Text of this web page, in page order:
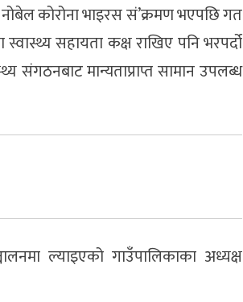
कोरोना भाइरस सं’क्रमण भएपछि गत
सहायता कक्ष राखिए पनि भरपर्दो
संगठनबाट मान्यताप्राप्त सामान उपलब्ध
ल्याइएको गाउँपालिकाका अध्यक्ष